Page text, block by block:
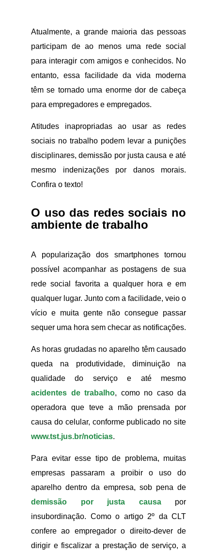
Atualmente, a grande maioria das pessoas
participam de ao menos uma rede social
para interagir com amigos e conhecidos. No
entanto, essa facilidade da vida moderna
têm se tornado uma enorme dor de cabeça
para empregadores e empregados.
Atitudes inapropriadas ao usar as redes
sociais no trabalho podem levar a punições
disciplinares, demissão por justa causa e até
mesmo indenizações por danos morais.
Confira o texto!
O uso das redes sociais no
ambiente de trabalho
A popularização dos smartphones tornou
possível acompanhar as postagens de sua
rede social favorita a qualquer hora e em
qualquer lugar. Junto com a facilidade, veio o
vício e muita gente não consegue passar
sequer uma hora sem checar as notificações.
As horas grudadas no aparelho têm causado
queda na produtividade, diminuição na
qualidade do serviço e até mesmo
acidentes de trabalho, como no caso da
operadora que teve a mão prensada por
causa do celular, conforme publicado no site
www.tst.jus.br/noticias.
Para evitar esse tipo de problema, muitas
empresas passaram a proibir o uso do
aparelho dentro da empresa, sob pena de
demissão por justa causapor
insubordinação. Como o artigo 2º da CLT
confere ao empregador o direito-dever de
dirigir e fiscalizar a prestação de serviço, a